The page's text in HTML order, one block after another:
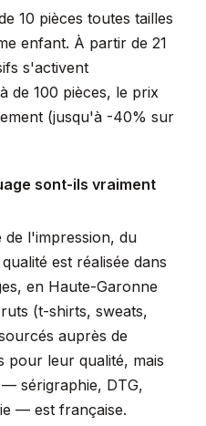
10 pièces toutes tailles
enfant. À partir de 21
s'activent
de 100 pièces, le prix
(jusqu'à -40% sur
sont-ils vraiment
de l'impression, du
est réalisée dans
en Haute-Garonne
(t-shirts, sweats,
auprès de
pour leur qualité, mais
sérigraphie, DTG,
— est française.